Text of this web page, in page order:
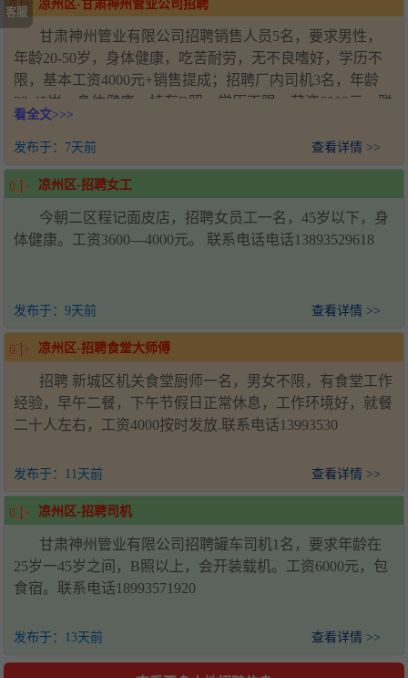
凉州区-甘肃神州管业公司招聘
甘肃神州管业有限公司招聘销售人员5名，要求男性，
年龄20-50岁，身体健康，吃苦耐劳，无不良嗜好，学历不
限，基本工资4000元+销售提成；招聘厂内司机3名，年龄
22-45岁，身体健康，持有B照，学历不限，薪资6000元。联
系人：王经理，电话：18993571920，工作地址：甘肃省武
威市凉州区新能源产业园
看全文>>>
发布于： 7天前 查看详情 >>
凉州区-招聘女工
今朝二区程记面皮店，招聘女员工一名，45岁以下，身
体健康。工资3600—4000元。 联系电话电话13893529618
发布于： 9天前 查看详情 >>
凉州区-招聘食堂大师傅
招聘 新城区机关食堂厨师一名，男女不限，有食堂工作
经验，早午二餐，下午节假日正常休息，工作环境好，就餐
二十人左右，工资4000按时发放.联系电话13993530
发布于： 11天前 查看详情 >>
凉州区-招聘司机
甘肃神州管业有限公司招聘罐车司机1名，要求年龄在
25岁一45岁之间，B照以上，会开装载机。工资6000元，包
食宿。联系电话18993571920
发布于： 13天前 查看详情 >>
客服